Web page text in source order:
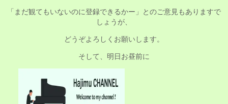
「まだ観てもいないのに登録できるかー」とのご意見もありますで
しょうが、
どうぞよろしくお願いします。
そして、明日お昼前に